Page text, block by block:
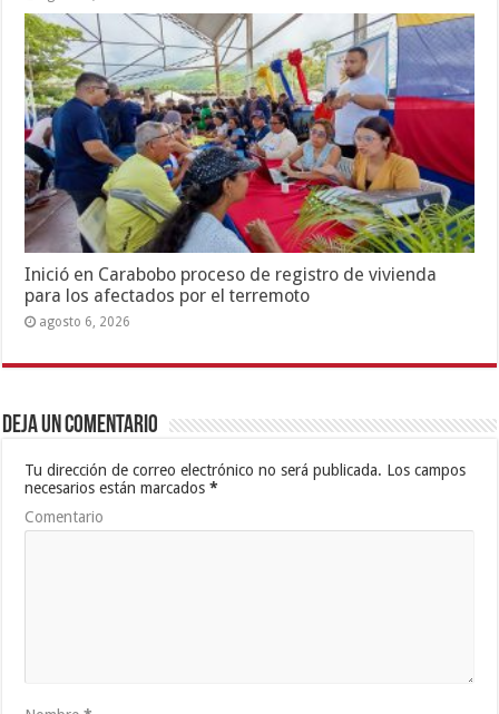
Inició en Carabobo proceso de registro de vivienda
para los afectados por el terremoto
agosto 6, 2026
Deja un comentario
Tu dirección de correo electrónico no será publicada. Los campos
necesarios están marcados*
Comentario